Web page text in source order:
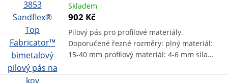
Skladem
902 Kč
Pilový pás pro profilové materiály.
Doporučené řezné rozměry: plný materiál:
15-40 mm profilový materiál: 4-6 mm síla…